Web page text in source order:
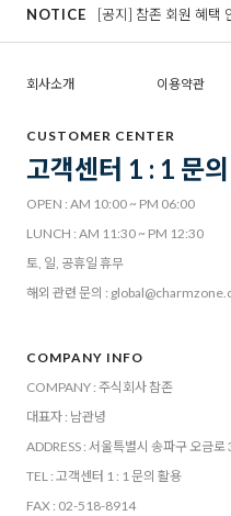
NOTICE [공지] 참존 회원 혜택
회사소개 이용약관
CUSTOMER CENTER
고객센터 1 : 1 문
OPEN : AM 10:00 ~ PM 06:00
LUNCH : AM 11:30 ~ PM 12:30
토, 일, 공휴일 휴무
해외 관련 문의 :
COMPANY INFO
COMPANY : 주식회사 참존
대표자 : 남관녕
ADDRESS : 서울특별시 송파구 오금
TEL : 고객센터 1 : 1 문의 활용
FAX : 02-518-8914